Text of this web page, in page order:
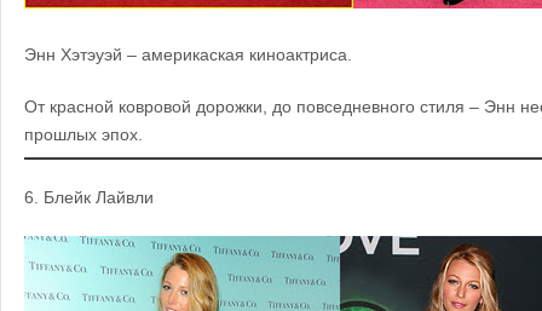
Энн Хэтэуэй – америкаская киноактриса.
От красной ковровой дорожки, до повседневного стиля – Энн
прошлых эпох.
6. Блейк Лайвли